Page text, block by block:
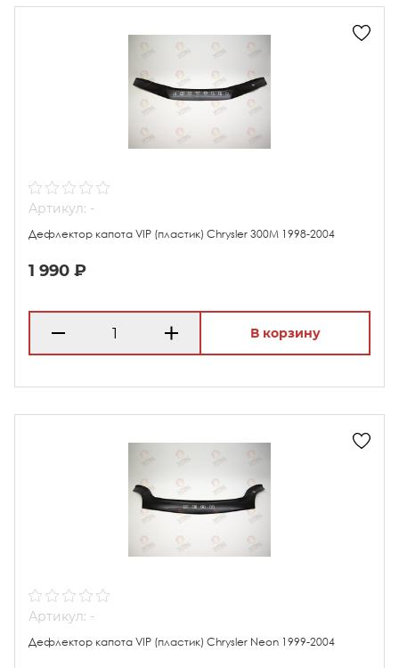
Артикул: -
Дефлектор капота VIP (пластик) Chrysler 300M 1998-2004
1 990 ₽
В корзину
Артикул: -
Дефлектор капота VIP (пластик) Chrysler Neon 1999-2004